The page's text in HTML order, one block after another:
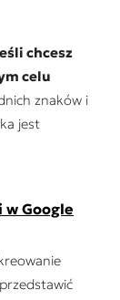
chcesz
celu
znaków i
jest
Google